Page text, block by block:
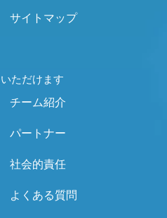
サイトマップ
ただけます
チーム紹介
パートナー
社会的責任
よくある質問